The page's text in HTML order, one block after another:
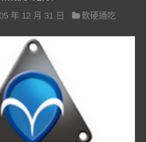
年 12 月 31 日
軟硬通吃